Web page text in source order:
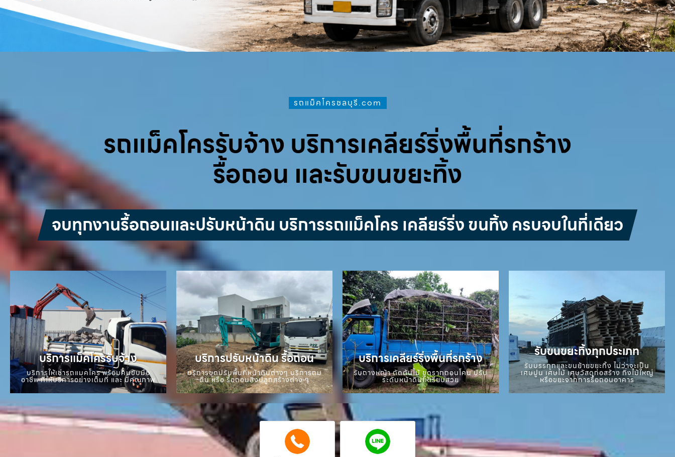
รถแม็คโครชลบุรี.com
รถแม็คโครรับจ้าง บริการเคลียร์ริ่งพื้นที่รกร้าง
รื้อถอน และรับขนขยะทิ้ง
จบทุกงานรื้อถอนและปรับหน้าดิน บริการรถแม็คโคร เคลียร์ริ่ง ขนทิ้ง ครบจบในที่เดียว
บริการแม็คโครรับจ้าง
บริการให้เช่ารถแมคโคร พร้อมคนขับมือ
อาชีพ ที่ให้บริการอย่างเต็มที่ และ มีคุณภาพ
บริการปรับหน้าดิน รื้อถอน
บริการขุดปรับพื้นที่หน้าดินต่างๆ บริการถม
ดิน หรือ รื้อถอนสิ่งปลูกสร้างต่าง ๆ
บริการเคลียร์ริ่งพื้นที่รกร้าง
รับถางหญ้า ตัดต้นไม้ ขุดรากถอนโคน ปรับ
ระดับหน้าดินให้เรียบสวย
รับขนขยะทิ้งทุกประเภท
รับบรรทุกและขนย้ายขยะทิ้ง ไม่ว่าจะเป็น
เศษปูน เศษไม้ เศษวัสดุก่อสร้าง กิ่งไม้ใหญ่
หรือขยะจากการรื้อถอนอาคาร